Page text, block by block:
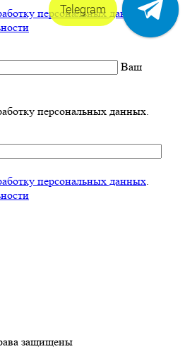
персональных данных.
Ваш
персональных данных.
персональных данных.
защищены
Telegram